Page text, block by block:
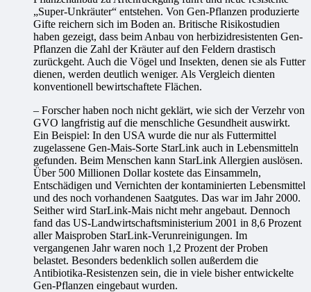
„Super-Unkräuter“ entstehen. Von Gen-Pflanzen produzierte
Gifte reichern sich im Boden an. Britische Risikostudien
haben gezeigt, dass beim Anbau von herbizidresistenten Gen-
Pflanzen die Zahl der Kräuter auf den Feldern drastisch
zurückgeht. Auch die Vögel und Insekten, denen sie als Futter
dienen, werden deutlich weniger. Als Vergleich dienten
konventionell bewirtschaftete Flächen.
– Forscher haben noch nicht geklärt, wie sich der Verzehr von
GVO langfristig auf die menschliche Gesundheit auswirkt.
Ein Beispiel: In den USA wurde die nur als Futtermittel
zugelassene Gen-Mais-Sorte StarLink auch in Lebensmitteln
gefunden. Beim Menschen kann StarLink Allergien auslösen.
Über 500 Millionen Dollar kostete das Einsammeln,
Entschädigen und Vernichten der kontaminierten Lebensmittel
und des noch vorhandenen Saatgutes. Das war im Jahr 2000.
Seither wird StarLink-Mais nicht mehr angebaut. Dennoch
fand das US-Landwirtschaftsministerium 2001 in 8,6 Prozent
aller Maisproben StarLink-Verunreinigungen. Im
vergangenen Jahr waren noch 1,2 Prozent der Proben
belastet. Besonders bedenklich sollen außerdem die
Antibiotika-Resistenzen sein, die in viele bisher entwickelte
Gen-Pflanzen eingebaut wurden.